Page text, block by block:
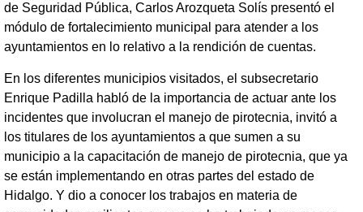
de Seguridad Pública, Carlos Arozqueta Solís presentó el
módulo de fortalecimiento municipal para atender a los
ayuntamientos en lo relativo a la rendición de cuentas.
En los diferentes municipios visitados, el subsecretario
Enrique Padilla habló de la importancia de actuar ante los
incidentes que involucran el manejo de pirotecnia, invitó a
los titulares de los ayuntamientos a que sumen a su
municipio a la capacitación de manejo de pirotecnia, que ya
se están implementando en otras partes del estado de
Hidalgo. Y dio a conocer los trabajos en materia de